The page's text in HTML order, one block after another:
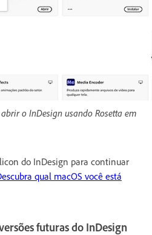
o InDesign usando Rosetta em
do InDesign para continuar
qual macOS você está
futuras do InDesign